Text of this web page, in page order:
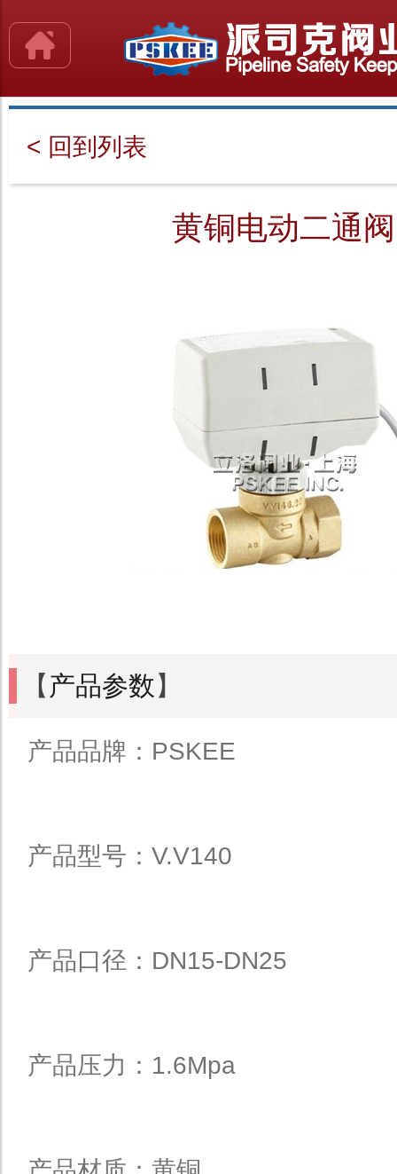
< 回到列表
黄铜电动二通阀
【 产品参数 】
产品品牌：PSKEE
产品型号：V.V140
产品口径：DN15-DN25
产品压力：1.6Mpa